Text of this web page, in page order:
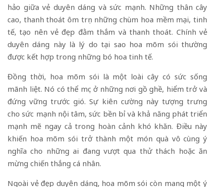
hảo giữa vẻ duyên dáng và sức mạnh. Những thân cây
cao, thanh thoát ôm trọn những chùm hoa mềm mại, tinh
tế, tạo nên vẻ đẹp đằm thắm và thanh thoát. Chính vẻ
duyên dáng này là lý do tại sao hoa mõm sói thường
được kết hợp trong những bó hoa tinh tế.
Đồng thời, hoa mõm sói là một loài cây có sức sống
mãnh liệt. Nó có thể mọc ở những nơi gồ ghề, hiểm trở và
đứng vững trước gió. Sự kiên cường này tượng trưng
cho sức mạnh nội tâm, sức bền bỉ và khả năng phát triển
mạnh mẽ ngay cả trong hoàn cảnh khó khăn. Điều này
khiến hoa mõm sói trở thành một món quà vô cùng ý
nghĩa cho những ai đang vượt qua thử thách hoặc ăn
mừng chiến thắng cá nhân.
Ngoài vẻ đẹp duyên dáng, hoa mõm sói còn mang một ý